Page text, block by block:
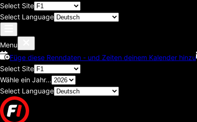
Select Site
Select Language
Menu
Füge diese Renndaten - und Zeiten deinem Kalender hinzu
Select Site
Wähle ein Jahr...
Select Language